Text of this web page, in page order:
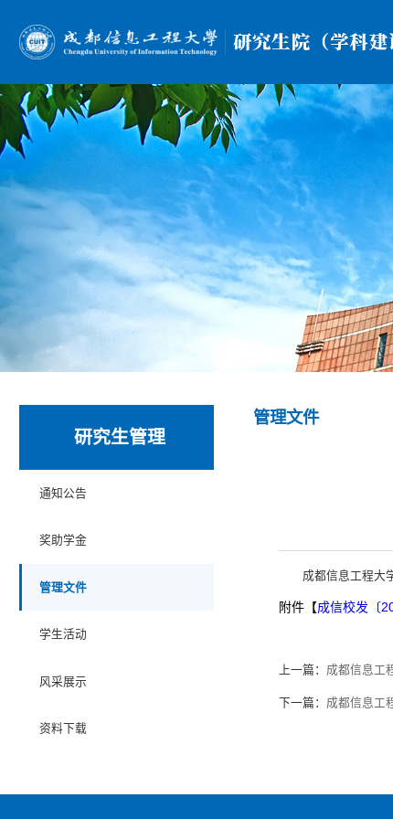
研究生管理
通知公告
奖助学金
管理文件
学生活动
风采展示
资料下载
管理文件
成都信息工程大
附件【成信校发〔
上一篇： 成都信息工
下一篇： 成都信息工